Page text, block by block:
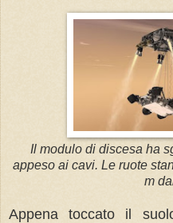
Il modulo di discesa ha
appeso ai cavi. Le ruote
m
Appena toccato il